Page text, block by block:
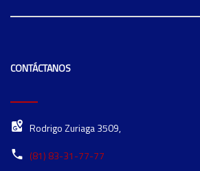
CONTÁCTANOS
Rodrigo Zuriaga 3509,
(81) 83-31-77-77